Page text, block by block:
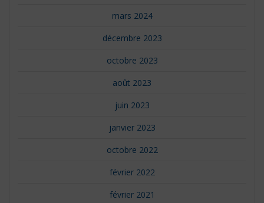
mars 2024
décembre 2023
octobre 2023
août 2023
juin 2023
janvier 2023
octobre 2022
février 2022
février 2021